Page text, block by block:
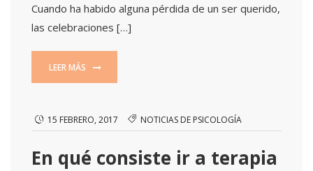
Cuando ha habido alguna pérdida de un ser querido,
las celebraciones […]
LEER MÁS
15 FEBRERO, 2017 NOTICIAS DE PSICOLOGÍA
En qué consiste ir a terapia